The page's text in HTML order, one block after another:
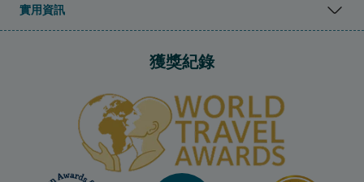
實用資訊
獲獎紀錄